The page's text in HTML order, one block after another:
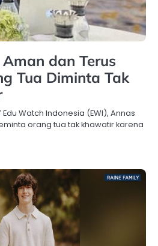
dan Terus
Tua Diminta Tak
Watch Indonesia (EWI), Annas
orang tua tak khawatir karena